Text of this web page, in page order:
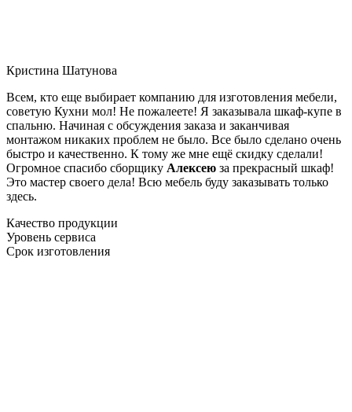
Кристина Шатунова
Всем, кто еще выбирает компанию для изготовления мебели,
советую Кухни мол! Не пожалеете! Я заказывала шкаф-купе в
спальню. Начиная с обсуждения заказа и заканчивая
монтажом никаких проблем не было. Все было сделано очень
быстро и качественно. К тому же мне ещё скидку сделали!
Огромное спасибо сборщику Алексею за прекрасный шкаф!
Это мастер своего дела! Всю мебель буду заказывать только
здесь.
Качество продукции
Уровень сервиса
Срок изготовления